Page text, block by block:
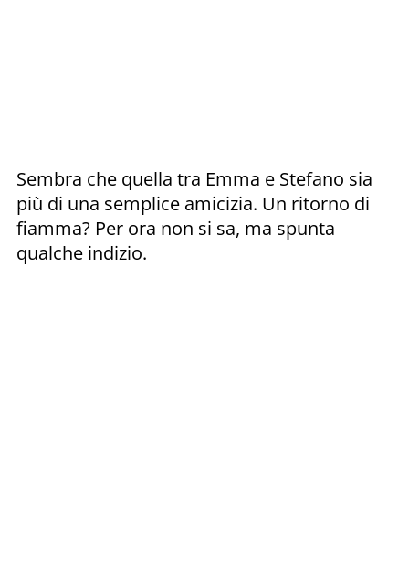
Sembra che quella tra Emma e Stefano sia
più di una semplice amicizia. Un ritorno di
fiamma? Per ora non si sa, ma spunta
qualche indizio.